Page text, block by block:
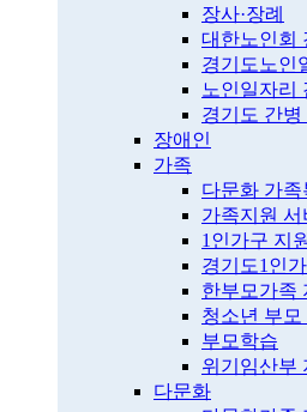
장사·장례
대한노인회
경기도노인
노인일자리
경기도 간병
장애인
가족
다문화 가족
가족지원 서
1인가구 지원
경기도1인
한부모가족
청소년 부모
부모학습
위기임산부
다문화